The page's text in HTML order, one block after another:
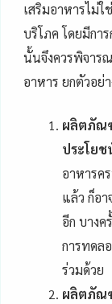
เสริมอาหารไม่
บริโภค โดยมีกา
นั้นจึงควรพิจาร
อาหาร ยกตัวอย่
ผลิตภัณ
ประโยช
อาหารค
แล้ว ก็อา
อีก บางค
การทดล
ร่วมด้วย
ผลิตภัณ